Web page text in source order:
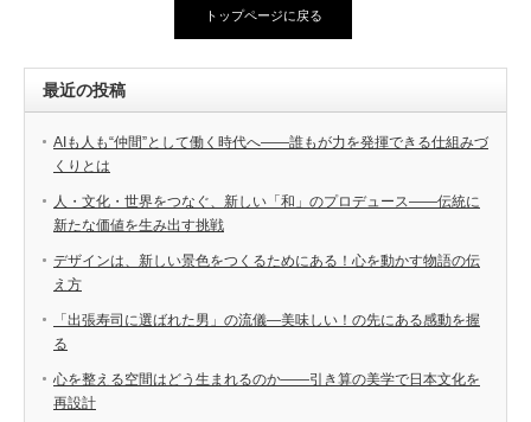
トップページに戻る
最近の投稿
AIも人も“仲間”として働く時代へ――誰もが力を発揮できる仕組みづ
くりとは
人・文化・世界をつなぐ、新しい「和」のプロデュース――伝統に
新たな価値を生み出す挑戦
デザインは、新しい景色をつくるためにある！心を動かす物語の伝
え方
「出張寿司に選ばれた男」の流儀―美味しい！の先にある感動を握
る
心を整える空間はどう生まれるのか――引き算の美学で日本文化を
再設計